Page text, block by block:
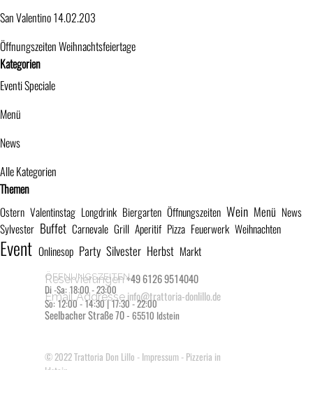
San Valentino 14.02.203
Öffnungszeiten Weihnachtsfeiertage
Block überspringen Kategorien
Kategorien
Eventi Speciale
Menü
News
Alle Kategorien
Block überspringen Themen
Themen
Ostern Valentinstag Longdrink Biergarten Öffnungszeiten Wein Menü News
Sylvester Buffet Carnevale Grill Aperitif Pizza Feuerwerk Weihnachten
Event Onlinesop Party Silvester Herbst Markt
© 2022Trattoria Don Lillo - Impressum - Pizzeria in
Idstein
Reservierungen+49 6126 9514040
Email Addresseinfo@trattoria-donlillo.de
ÖFFNUNGSZEITEN
Di -Sa: 18:00 - 23:00
So: 12:00 - 14:30 | 17:30 - 22:00
Seelbacher Straße 70 - 65510 Idstein